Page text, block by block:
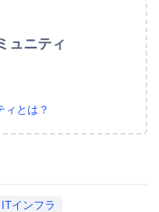
ュニティ
ィとは？
ITインフラ